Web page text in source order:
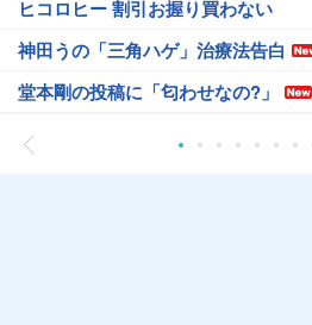
ヒコロヒー 割引お握り買わない
神田うの「三角ハゲ」治療法告白
堂本剛の投稿に「匂わせなの?」